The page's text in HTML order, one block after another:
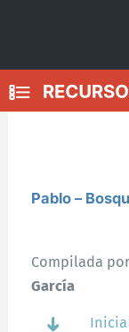
Pablo –
Compilada
García
Inicia